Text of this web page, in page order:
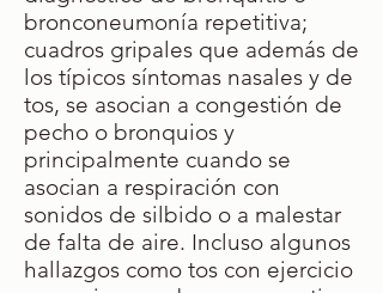
bronconeumonía repetitiva;
cuadros gripales que además de
los típicos síntomas nasales y de
tos, se asocian a congestión de
pecho o bronquios y
principalmente cuando se
asocian a respiración con
sonidos de silbido o a malestar
de falta de aire. Incluso algunos
hallazgos como tos con ejercicio